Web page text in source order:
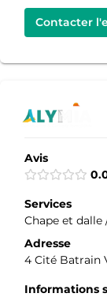
Contacter
Avis
Services
Chape et
Adresse
4 Cité Batrain
Informations